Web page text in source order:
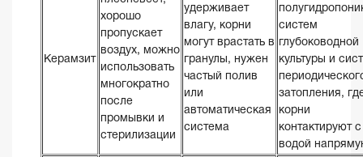
Керамзит
хорошо
пропускает
воздух, можно
использовать
многократно
после
промывки и
стерилизации
удерживает
влагу, корни
могут врастать в
гранулы, нужен
частый полив
или
автоматическая
система
систем
глубоководной
культуры и
затопления,
корни
контактируют с
водой